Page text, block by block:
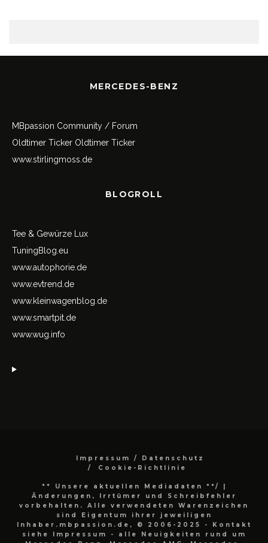
MERCEDES-BENZ
MBpassion Community / Forum
Oldtimer Ticker Oldtimer Ticker
www.stirlingmoss.de
BLOGROLL
Tee & Gewürze Lux
TuningBlog.eu
www.autophorie.de
www.evtrend.de
www.kleinwagenblog.de
www.smartpit.de
www.wug.info
Impressum / Datenschutz
Cookie-Richtlinie
** Unsere aktuellen Mediadaten **/
|
Änderungen, Irrtümer und Schreibfehler
vorbehalten. Alle verwendeten Warenzeichen
sind Eigentum ihrer jeweiligen
Inhaber.mbpassion.de, © 2006-2025 - Kontakt
siehe Impressum - alle Neuigkeiten rund um